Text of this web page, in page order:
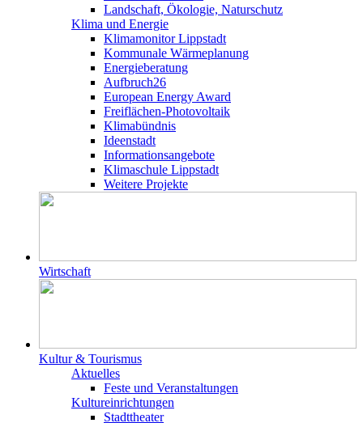
Landschaft, Ökologie, Naturschutz
Klima und Energie
Klimamonitor Lippstadt
Kommunale Wärmeplanung
Energieberatung
Aufbruch26
European Energy Award
Freiflächen-Photovoltaik
Klimabündnis
Ideenstadt
Informationsangebote
Klimaschule Lippstadt
Weitere Projekte
Wirtschaft
Kultur & Tourismus
Aktuelles
Feste und Veranstaltungen
Kultureinrichtungen
Stadttheater